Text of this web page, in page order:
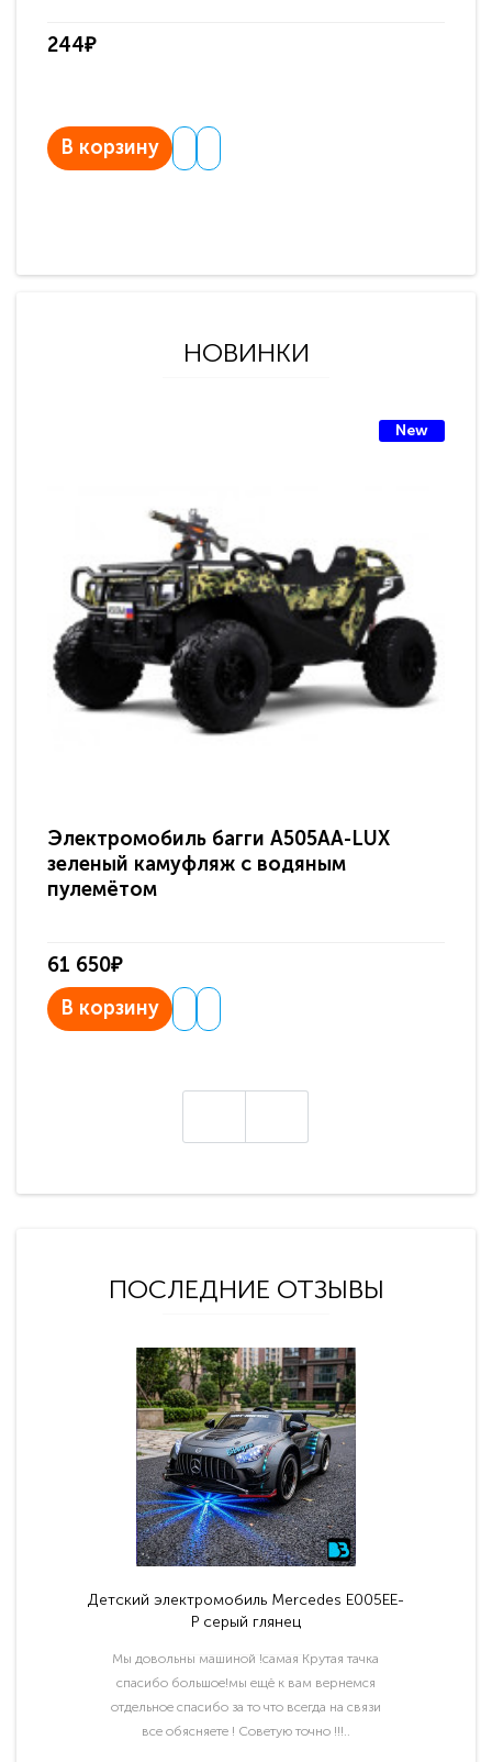
244₽
В корзину
НОВИНКИ
New
Электромобиль багги A505AA-LUX
зеленый камуфляж с водяным
пулемётом
61 650₽
В корзину
ПОСЛЕДНИЕ ОТЗЫВЫ
Детский электромобиль Mercedes E005EE-
P серый глянец
Мы довольны машиной !самая Крутая тачка
спасибо большое!мы ещё к вам вернемся
отдельное спасибо за то что всегда на связи
все обясняете ! Советую точно !!!..